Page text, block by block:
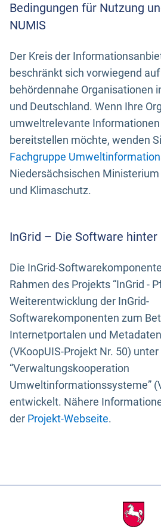
Bedingungen für Nutzung
NUMIS
Der Kreis der
beschränkt sich vorwiegend
behördennahe Organisationen
und Deutschland. Wenn Ihre
umweltrelevante Informationen
bereitstellen möchte, wenden
Fachgruppe
Niedersächsischen
und Klimaschutz.
InGrid – Die Software hinter
Die InGrid-
Rahmen des Projekts “InGrid -
Weiterentwicklung der InGrid-
Softwarekomponenten zum
Internetportalen und
(VKoopUIS-Projekt Nr. 50)
“Verwaltungskooperation
Umweltinformationssysteme”
entwickelt. Nähere
der Projekt-Webseite.